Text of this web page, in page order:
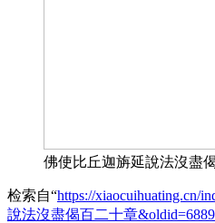
佛使比丘迦旃延說法沒盡
检索自“https://xiaocuihuating.cn/
說法沒盡偈百二十章